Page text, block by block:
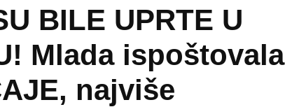
BILE UPRTE U
Mlada ispoštovala
najviše